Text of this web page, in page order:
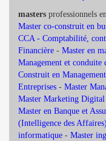
masters professionnels
Master co-construit en
CCA - Comptabilité,
Financière - Master en
Management et conduite
Construit en
Entreprises - Master
Master Marketing Digital
Master en Banque et
(Intelligence des Affaires)
informatique - Master